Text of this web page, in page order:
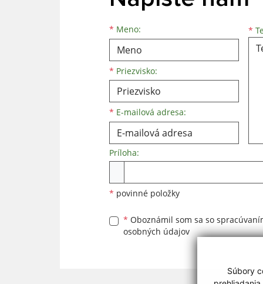
Súbory
* Meno:
Meno
* Priezvisko:
Priezvisko
* E-mailová adresa:
E-mailová adresa *
Príloha:
* povinné položky
* Oboznámil som sa so
osobných údajov